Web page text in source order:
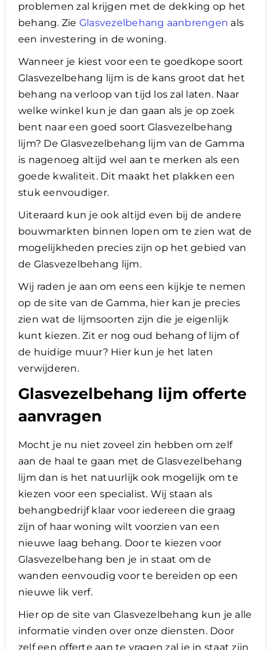
problemen zal krijgen met de dekking op het
behang. Zie Glasvezelbehang aanbrengen als
een investering in de woning.
Wanneer je kiest voor een te goedkope soort
Glasvezelbehang lijm is de kans groot dat het
behang na verloop van tijd los zal laten. Naar
welke winkel kun je dan gaan als je op zoek
bent naar een goed soort Glasvezelbehang
lijm? De Glasvezelbehang lijm van de Gamma
is nagenoeg altijd wel aan te merken als een
goede kwaliteit. Dit maakt het plakken een
stuk eenvoudiger.
​Uiteraard kun je ook altijd even bij de andere
bouwmarkten binnen lopen om te zien wat de
mogelijkheden precies zijn op het gebied van
de Glasvezelbehang lijm.
Wij raden je aan om eens een kijkje te nemen
op de site van de Gamma, hier kan je precies
zien wat de lijmsoorten zijn die je eigenlijk
kunt kiezen. Zit er nog oud behang of lijm of
de huidige muur? Hier kun je het laten
verwijderen.
Glasvezelbehang lijm offerte
aanvragen
Mocht je nu niet zoveel zin hebben om zelf
aan de haal te gaan met de Glasvezelbehang
lijm dan is het natuurlijk ook mogelijk om te
kiezen voor een specialist. Wij staan als
behangbedrijf klaar voor iedereen die graag
zijn of haar woning wilt voorzien van een
nieuwe laag behang. Door te kiezen voor
Glasvezelbehang ben je in staat om de
wanden eenvoudig voor te bereiden op een
nieuwe lik verf.
Hier op de site van Glasvezelbehang kun je alle
informatie vinden over onze diensten. Door
zelf een offerte aan te vragen zal je in staat zijn